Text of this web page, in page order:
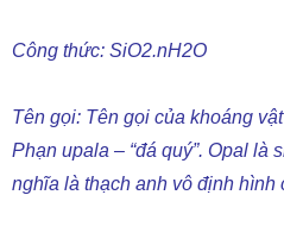
Công thức: SiO2.nH2O
Tên gọi: Tên gọi của khoáng
Phạn upala – “đá quý”. Opal là
nghĩa là thạch anh vô định hình